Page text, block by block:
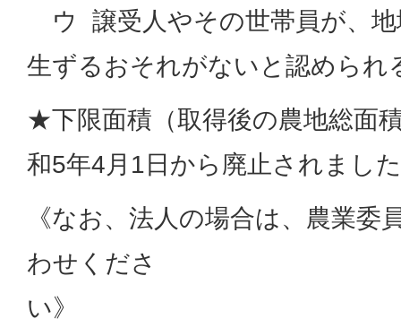
ウ 譲受人やその世帯員が、地
生ずるおそれがないと認められ
★下限面積（取得後の農地総面
和5年4月1日から廃止されまし
《なお、法人の場合は、農業委
わせくださ